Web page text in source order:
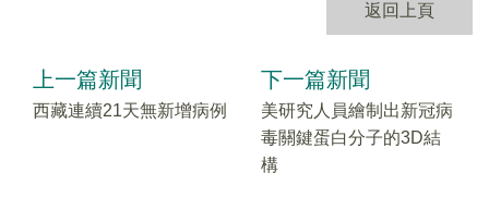
返回上頁
上一篇新聞
西藏連續21天無新增病例
下一篇新聞
美研究人員繪制出新冠病
毒關鍵蛋白分子的3D結
構